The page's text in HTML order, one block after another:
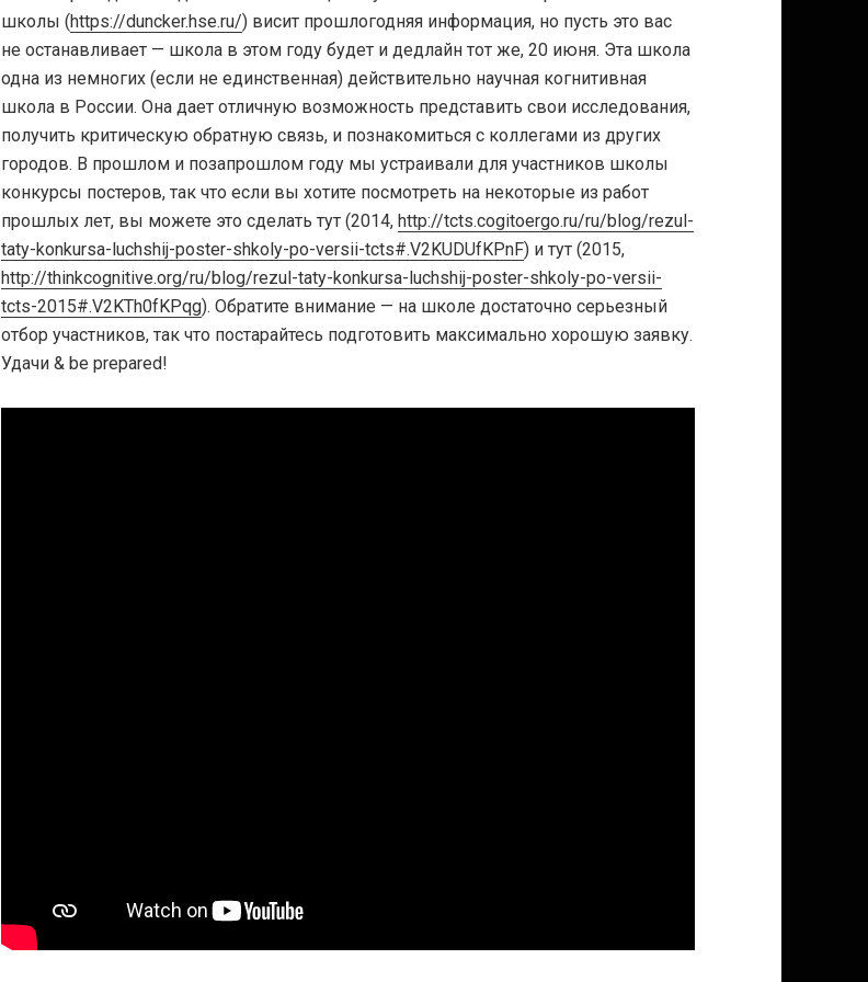
школы (https://duncker.hse.ru/) висит прошлогодняя информация, но пусть это вас
не останавливает — школа в этом году будет и дедлайн тот же, 20 июня. Эта школа
одна из немногих (если не единственная) действительно научная когнитивная
школа в России. Она дает отличную возможность представить свои исследования,
получить критическую обратную связь, и познакомиться с коллегами из других
городов. В прошлом и позапрошлом году мы устраивали для участников школы
конкурсы постеров, так что если вы хотите посмотреть на некоторые из работ
прошлых лет, вы можете это сделать тут (2014,http://tcts.cogitoergo.ru/ru/blog/rezul-
taty-konkursa-luchshij-poster-shkoly-po-versii-tcts#.V2KUDUfKPnF) и тут (2015,
http://thinkcognitive.org/ru/blog/rezul-taty-konkursa-luchshij-poster-shkoly-po-versii-
tcts-2015#.V2KTh0fKPqg). Обратите внимание — на школе достаточно серьезный
отбор участников, так что постарайтесь подготовить максимально хорошую заявку.
Удачи & be prepared!